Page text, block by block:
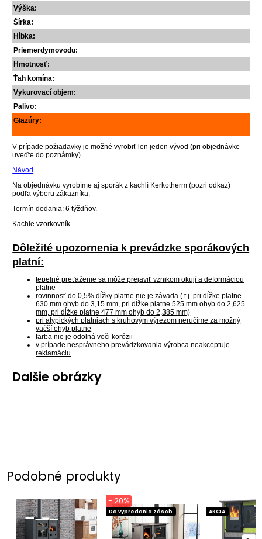
Výška:
Šírka:
Hĺbka:
Priemerdymovodu:
Hmotnosť:
Ťah komína:
Vykurovací objem:
Palivo:
Glazúry:
V prípade požiadavky je možné vyrobiť len jeden vývod (pri objednávke
uveďte do poznámky).
Návod
Na objednávku vyrobíme aj sporák z kachlí Kerkotherm (pozri odkaz)
podľa výberu zákazníka.
Termín dodania: 6 týždňov.
Kachle vzorkovník
Dôležité upozornenia k prevádzke sporákových
platní:
tepelné preťaženie sa môže prejaviť vznikom okují a deformáciou
platne
rovinnosť do 0,5% dĺžky platne nie je závada ( t.j. pri dĺžke platne
630 mm ohyb do 3,15 mm, pri dĺžke platne 525 mm ohyb do 2,625
mm, pri dĺžke platne 477 mm ohyb do 2,385 mm)
pri atypických platniach s kruhovým výrezom neručíme za možný
väčší ohyb platne
farba nie je odolná voči korózii
v prípade nesprávneho prevádzkovania výrobca neakceptuje
reklamáciu
Dalšie obrázky
Podobné produkty
Do vypredania zásob
- 20%
AKCIA